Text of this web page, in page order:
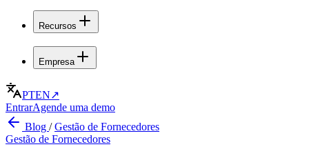
Recursos
Empresa
PTEN↗
EntrarAgende uma demo
Blog /Gestão de Fornecedores
Gestão de Fornecedores